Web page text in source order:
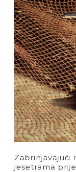
Zabrinjavajući
jesetrama